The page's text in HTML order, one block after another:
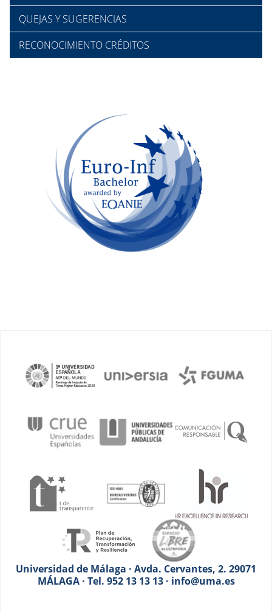
QUEJAS Y SUGERENCIAS
RECONOCIMIENTO CRÉDITOS
Universidad de Málaga · Avda. Cervantes, 2. 29071
MÁLAGA · Tel. 952 13 13 13 · info@uma.es